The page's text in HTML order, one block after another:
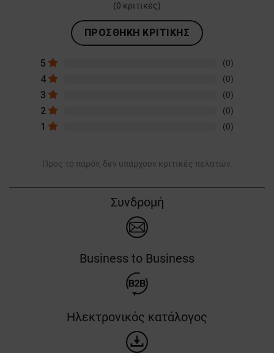
(0 κριτικές)
ΠΡΟΣΘΉΚΗ ΚΡΙΤΙΚΉΣ
5 (0)
4 (0)
3 (0)
2 (0)
1 (0)
Προς το παρόν, δεν υπάρχουν κριτικές πελατών.
Συνδρομή
Business to Business
Ηλεκτρονικός κατάλογος